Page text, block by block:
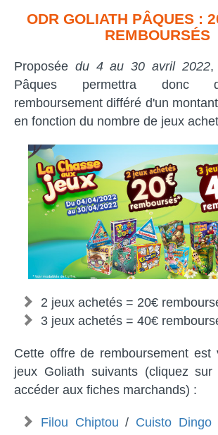
ODR GOLIATH PÂQUES :
REMBOURSÉS
Proposée du 4 au 30 avril 2022,
Pâques permettra donc
remboursement différé d'un
en fonction du nombre de jeux
2 jeux achetés = 20€
3 jeux achetés = 40€
Cette offre de remboursement est
jeux Goliath suivants (cliquez
accéder aux fiches marchands) :
Filou Chiptou / Cuisto Dingo